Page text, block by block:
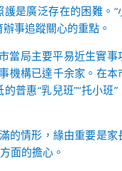
是廣泛存在的困難。“
事追蹤關心的重點。
當局主要平易近生實事
機構已達千余家。在本
普惠“乳兒班”“托小班”
的情形，緣由重要是家
面的擔心。